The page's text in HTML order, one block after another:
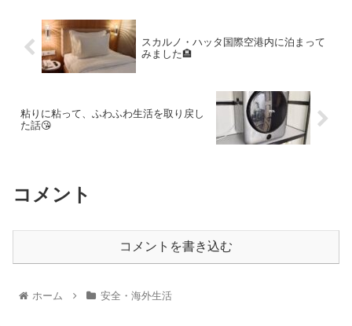
スカルノ・ハッタ国際空港内に泊まって
みました🏨
粘りに粘って、ふわふわ生活を取り戻し
た話😘
コメント
コメントを書き込む
ホーム 安全・海外生活